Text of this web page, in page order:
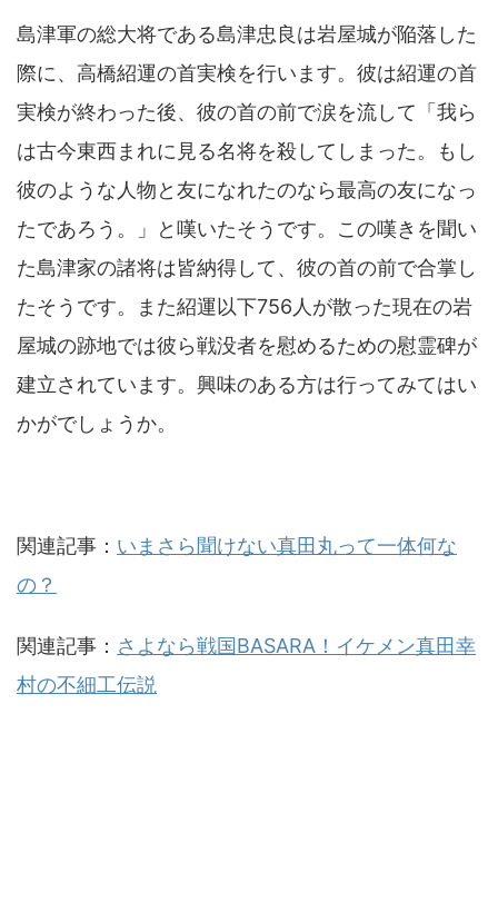
島津軍の総大将である島津忠良は岩屋城が陥落した
際に、高橋紹運の首実検を行います。彼は紹運の首
実検が終わった後、彼の首の前で涙を流して「我ら
は古今東西まれに見る名将を殺してしまった。もし
彼のような人物と友になれたのなら最高の友になっ
たであろう。」と嘆いたそうです。この嘆きを聞い
た島津家の諸将は皆納得して、彼の首の前で合掌し
たそうです。また紹運以下756人が散った現在の岩
屋城の跡地では彼ら戦没者を慰めるための慰霊碑が
建立されています。興味のある方は行ってみてはい
かがでしょうか。
関連記事： いまさら聞けない真田丸って一体何な
の？
関連記事： さよなら戦国BASARA！イケメン真田幸
村の不細工伝説